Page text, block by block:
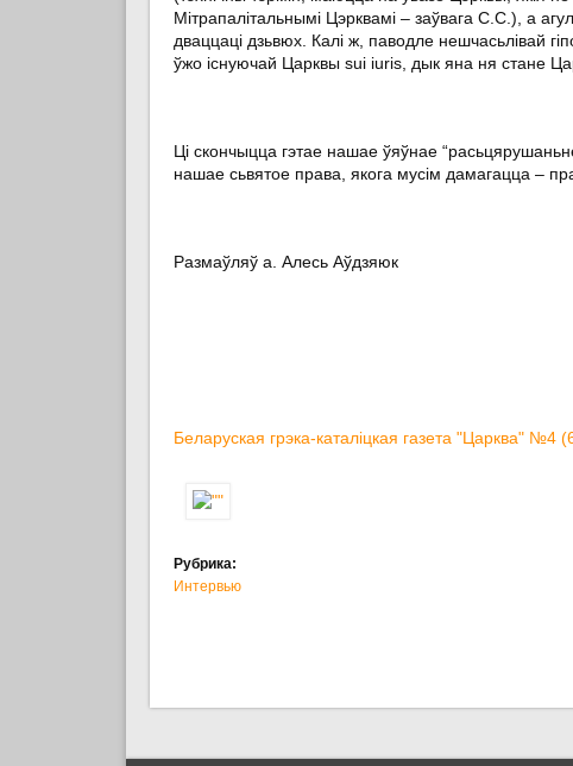
Мітрапалітальнымі Цэрквамі – заўвага С.С.), а
дваццаці дзьвюх. Калі ж, паводле нешчасьлівай
ўжо існуючай Царквы sui iuris, дык яна ня стане
Ці скончыцца гэтае нашае ўяўнае
нашае сьвятое права, якога мусім дамагацца –
Размаўляў а. Алесь Аўдзяюк
Беларуская грэка-каталіцкая газета "Царква" №4
Рубрика:
Интервью